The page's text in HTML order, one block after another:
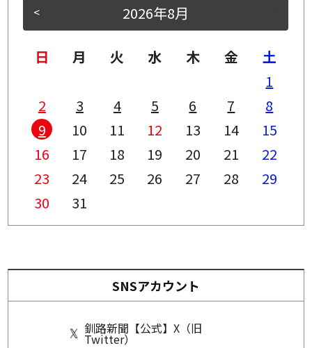
< 2026年8月
日 月 火 水 木 金
土
1
2
3 4 5 6 7
8
9
10 11 12 13 14
15
16
17 18 19 20 21
22
23
24 25 26 27 28
29
30
31
SNSアカウント
釧路新聞【公式】X（旧
Twitter）